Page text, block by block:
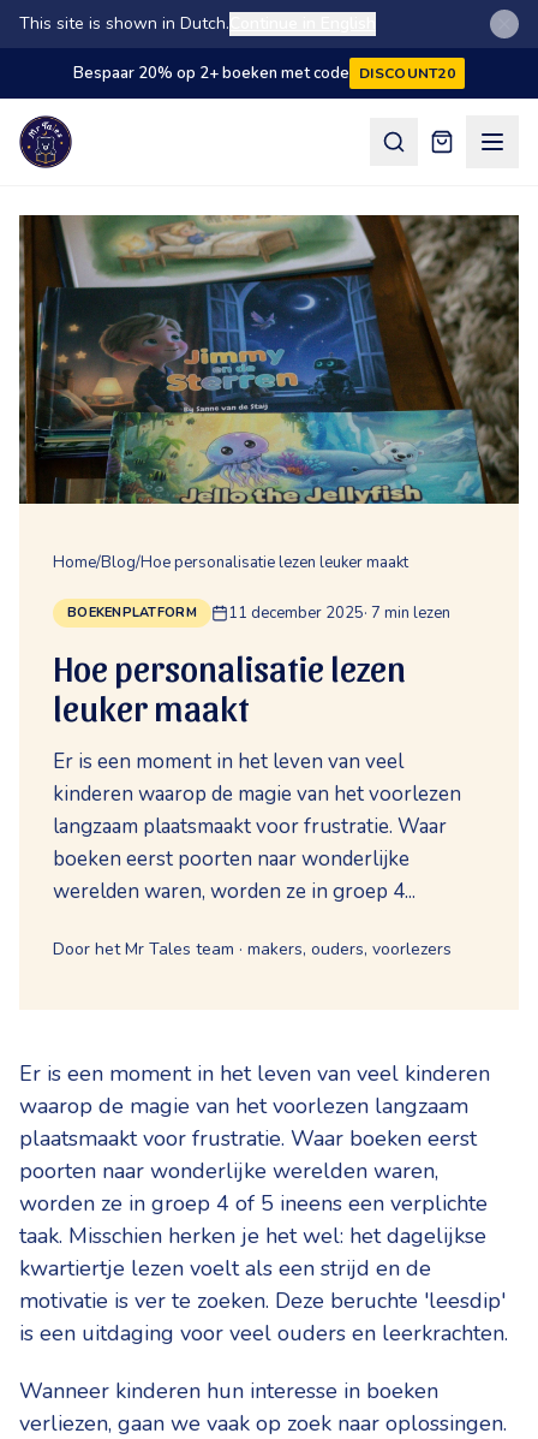
This site is shown in Dutch.
Bespaar 20% op 2+ boeken met code DISCOUNT20
Home/Blog/Hoe personalisatie lezen leuker maakt
BOEKENPLATFORM 11 december 2025· 7 min lezen
Hoe personalisatie lezen
leuker maakt
Er is een moment in het leven van veel
kinderen waarop de magie van het voorlezen
langzaam plaatsmaakt voor frustratie. Waar
boeken eerst poorten naar wonderlijke
werelden waren, worden ze in groep 4...
Door het Mr Tales team · makers, ouders, voorlezers
Er is een moment in het leven van veel kinderen
waarop de magie van het voorlezen langzaam
plaatsmaakt voor frustratie. Waar boeken eerst
poorten naar wonderlijke werelden waren,
worden ze in groep 4 of 5 ineens een verplichte
taak. Misschien herken je het wel: het dagelijkse
kwartiertje lezen voelt als een strijd en de
motivatie is ver te zoeken. Deze beruchte 'leesdip'
is een uitdaging voor veel ouders en leerkrachten.
Wanneer kinderen hun interesse in boeken
verliezen, gaan we vaak op zoek naar oplossingen.